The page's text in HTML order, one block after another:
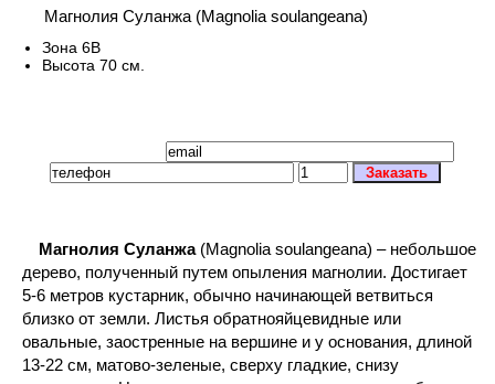
Магнолия Суланжа (Magnolia soulangeana)
Зона 6В
Высота 70 см.
Магнолия Суланжа (Magnolia soulangeana) – небольшое
дерево, полученный путем опыления магнолии. Достигает
5-6 метров кустарник, обычно начинающей ветвиться
близко от земли. Листья обратнояйцевидные или
овальные, заостренные на вершине и у основания, длиной
13-22 см, матово-зеленые, сверху гладкие, снизу